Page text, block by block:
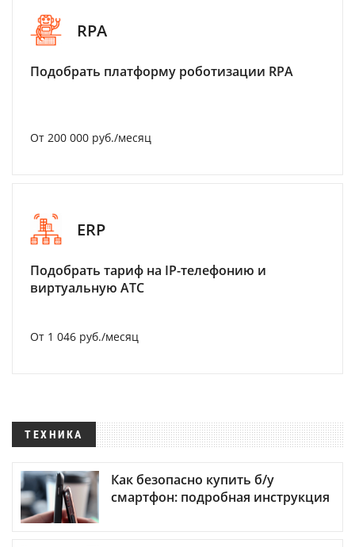
RPA
Подобрать платформу роботизации RPA
От 200 000 руб./месяц
ERP
Подобрать тариф на IP-телефонию и
виртуальную АТС
От 1 046 руб./месяц
ТЕХНИКА
Как безопасно купить б/у
смартфон: подробная инструкция